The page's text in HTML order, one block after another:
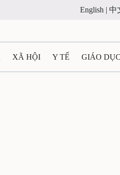
English | 中
XÃ HỘI Y TẾ GIÁO DỤC